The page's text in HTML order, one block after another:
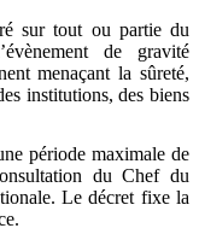
sur tout ou partie du
de gravité
menaçant la sûreté,
institutions, des biens
période maximale de
du Chef du
Le décret fixe la